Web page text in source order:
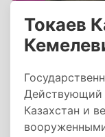
Токаев
Действующий
Казахстан и